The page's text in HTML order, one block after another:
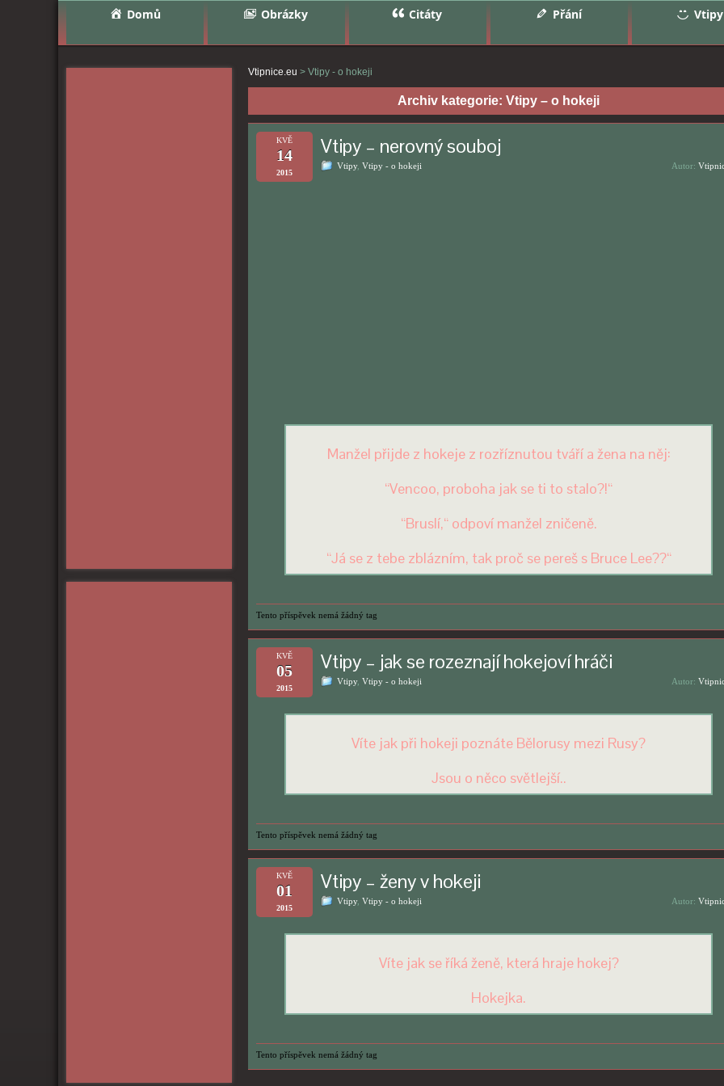
Domů Obrázky Citáty Přání Vtipy
Vtipnice.eu > Vtipy - o hokeji
Archiv kategorie: Vtipy – o hokeji
KVĚ
14
2015
Vtipy – nerovný souboj
Vtipy, Vtipy - o hokeji Autor:
Manžel přijde z hokeje z rozříznutou tváří a žena na něj:
“Vencoo, proboha jak se ti to stalo?!“
“Bruslí,“ odpoví manžel zničeně.
“Já se z tebe zblázním, tak proč se pereš s Bruce Lee??“
Tento příspěvek nemá žádný tag
KVĚ
05
2015
Vtipy – jak se rozeznají hokejoví hráči
Vtipy, Vtipy - o hokeji Autor:
Víte jak při hokeji poznáte Bělorusy mezi Rusy?
Jsou o něco světlejší..
Tento příspěvek nemá žádný tag
KVĚ
01
2015
Vtipy – ženy v hokeji
Vtipy, Vtipy - o hokeji Autor:
Víte jak se říká ženě, která hraje hokej?
Hokejka.
Tento příspěvek nemá žádný tag